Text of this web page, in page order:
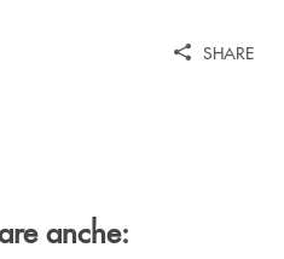
SHARE
anche: